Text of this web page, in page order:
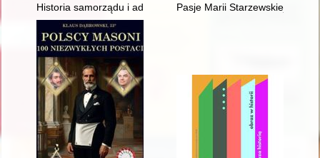
Historia samorządu i administracji w Gminie Konopnica
Pasje Marii Starzewskiej